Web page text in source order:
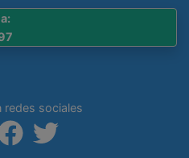
redes sociales